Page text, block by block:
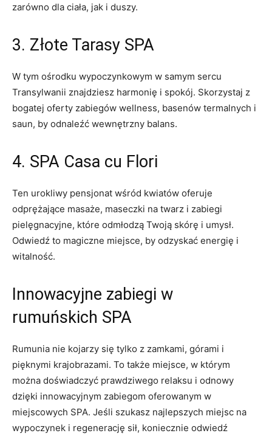
zarówno ⁢dla ciała, jak i⁢ duszy.
3.​ Złote Tarasy SPA
W tym ośrodku⁢ wypoczynkowym w samym sercu
Transylwanii znajdziesz harmonię i‌ spokój. Skorzystaj z
bogatej oferty zabiegów ⁤wellness, ⁤basenów termalnych ‌i
saun, ‌by odnaleźć wewnętrzny ​balans.
4. ⁢SPA Casa ⁢cu Flori
Ten urokliwy pensjonat⁣ wśród​ kwiatów oferuje​
odprężające⁣ masaże, ‍maseczki na twarz​ i zabiegi
pielęgnacyjne, które odmłodzą Twoją skórę i umysł.
Odwiedź to magiczne miejsce, by ​odzyskać energię i
witalność.
Innowacyjne zabiegi w
rumuńskich‌ SPA
Rumunia nie kojarzy się tylko z zamkami, górami i
pięknymi krajobrazami. To także miejsce,​ w którym
można⁣ doświadczyć prawdziwego⁣ relaksu‍ i odnowy
dzięki innowacyjnym zabiegom oferowanym w
miejscowych SPA. Jeśli szukasz najlepszych ​miejsc ⁤na
wypoczynek ⁣i ⁢regenerację sił, koniecznie odwiedź